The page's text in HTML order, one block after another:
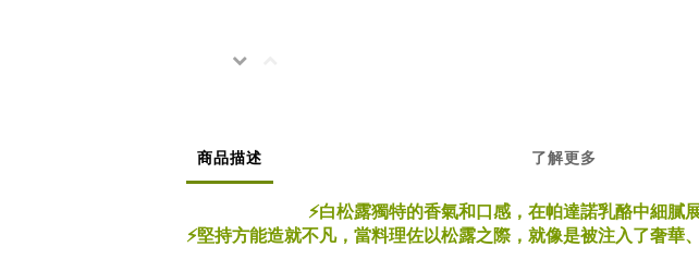
商品描述 了解更多
⚡白松露獨特的香氣和口感，在帕達諾乳酪中細膩
⚡堅持方能造就不凡，當料理佐以松露之際，就像是被注入了奢